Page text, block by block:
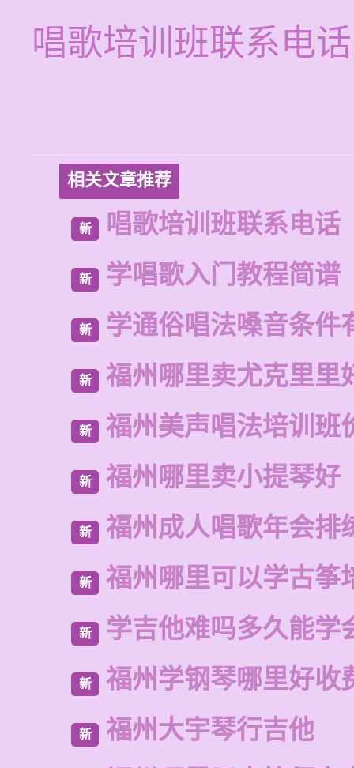
唱歌培训班联系电话
相关文章推荐
新 唱歌培训班联系电话
新 学唱歌入门教程简谱
新 学通俗唱法嗓音条件
新 福州哪里卖尤克里里
新 福州美声唱法培训班
新 福州哪里卖小提琴好
新 福州成人唱歌年会排
新 福州哪里可以学古筝
新 学吉他难吗多久能学
新 福州学钢琴哪里好收
新 福州大宇琴行吉他